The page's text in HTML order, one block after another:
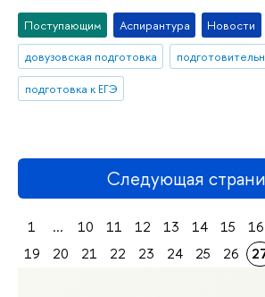
Поступающим Аспирантура
Новости
довузовская подготовка
подготовка к ЕГЭ
Следующая
1 ... 10 11 12 13 14 15 16
19
20 21 22 23 24 25 26